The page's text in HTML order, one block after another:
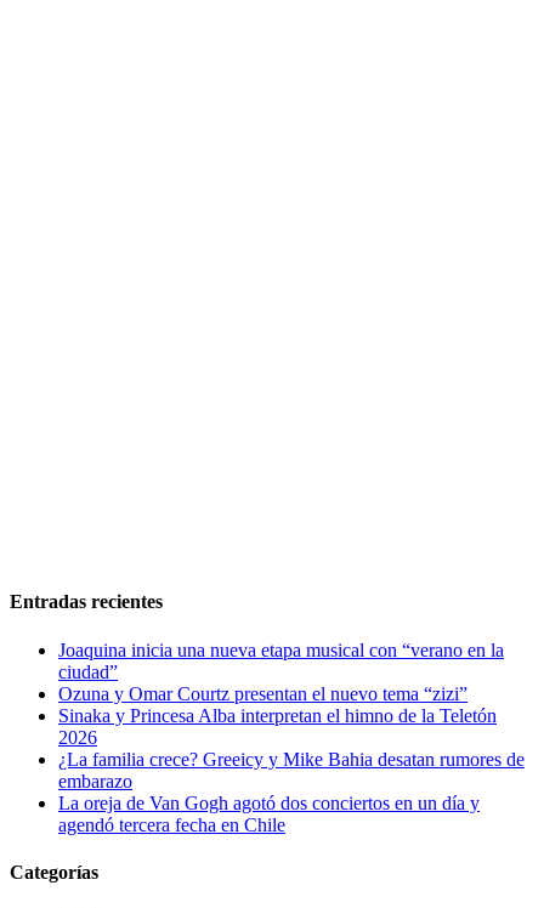
Entradas recientes
Joaquina inicia una nueva etapa musical con “verano en la
ciudad”
Ozuna y Omar Courtz presentan el nuevo tema “zizi”
Sinaka y Princesa Alba interpretan el himno de la Teletón
2026
¿La familia crece? Greeicy y Mike Bahia desatan rumores de
embarazo
La oreja de Van Gogh agotó dos conciertos en un día y
agendó tercera fecha en Chile
Categorías